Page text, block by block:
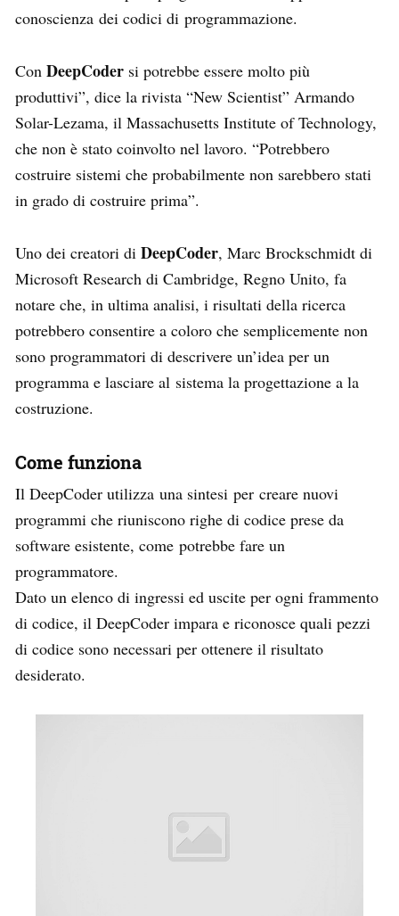
conoscienza dei codici di programmazione.
Con DeepCoder si potrebbe essere molto più
produttivi”, dice la rivista “New Scientist” Armando
Solar-Lezama, il Massachusetts Institute of Technology,
che non è stato coinvolto nel lavoro. “Potrebbero
costruire sistemi che probabilmente non sarebbero stati
in grado di costruire prima”.
Uno dei creatori di DeepCoder, Marc Brockschmidt di
Microsoft Research di Cambridge, Regno Unito, fa
notare che, in ultima analisi, i risultati della ricerca
potrebbero consentire a coloro che semplicemente non
sono programmatori di descrivere un’idea per un
programma e lasciare al sistema la progettazione a la
costruzione.
Come funziona
Il DeepCoder utilizza una sintesi per creare nuovi
programmi che riuniscono righe di codice prese da
software esistente, come potrebbe fare un
programmatore.
Dato un elenco di ingressi ed uscite per ogni frammento
di codice, il DeepCoder impara e riconosce quali pezzi
di codice sono necessari per ottenere il risultato
desiderato.